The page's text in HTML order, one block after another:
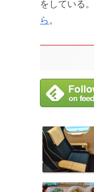
をしている。
ら 。